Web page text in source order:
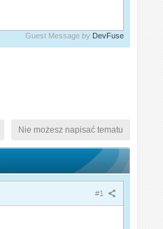
Guest Message by DevFuse
Nie możesz napisać tematu
#1